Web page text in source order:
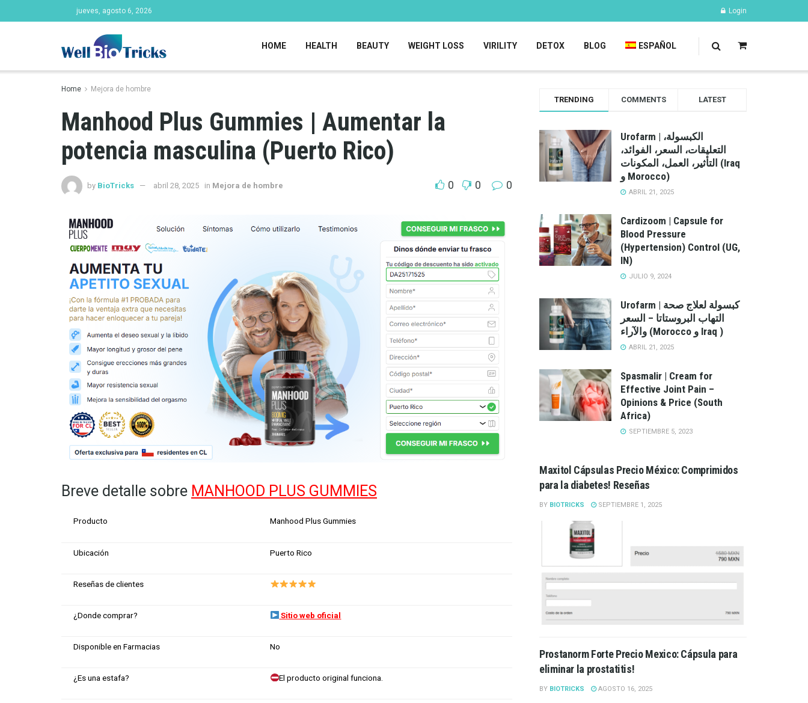
jueves, agosto 6, 2026 Login
HOME HEALTH BEAUTY WEIGHT LOSS VIRILITY DETOX BLOG ESPAÑOL
Home Mejora de hombre
Manhood Plus Gummies | Aumentar la
potencia masculina (Puerto Rico)
by BioTricks abril 28, 2025 in Mejora de hombre 0 0 0
Breve detalle sobre MANHOOD PLUS GUMMIES
Producto Manhood Plus Gummies
Ubicación Puerto Rico
Reseñas de clientes
¿Donde comprar? Sitio web oficial
Disponible en Farmacias No
¿Es una estafa? El producto original funciona.
TRENDING COMMENTS LATEST
Urofarm | الكبسولة،
التعليقات، السعر، الفوائد،
التأثير، العمل، المكونات (Iraq
و Morocco)
ABRIL 21, 2025
Cardizoom | Capsule for
Blood Pressure
(Hypertension) Control (UG,
IN)
JULIO 9, 2024
Urofarm | كبسولة لعلاج صحة
التهاب البروستاتا – السعر
والآراء (Morocco و Iraq )
ABRIL 21, 2025
Spasmalir | Cream for
Effective Joint Pain –
Opinions & Price (South
Africa)
SEPTIEMBRE 5, 2023
Maxitol Cápsulas Precio México: Comprimidos
para la diabetes! Reseñas
BY BIOTRICKS SEPTIEMBRE 1, 2025
Prostanorm Forte Precio Mexico: Cápsula para
eliminar la prostatitis!
BY BIOTRICKS AGOSTO 16, 2025